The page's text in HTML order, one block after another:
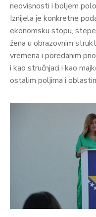
neovisnosti i boljem
Iznijela je konkretne
ekonomsku stopu,
žena u obrazovnim
vremena i poredanim
i kao stručnjaci i kao
ostalim poljima i